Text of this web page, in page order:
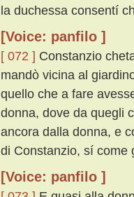
la duchessa consentí
[Voice: panfilo ]
[ 072 ] Constanzio
mandò vicina al
quello che a fare
donna, dove da quegli
ancora dalla donna, e
di Constanzio, sí come
[Voice: panfilo ]